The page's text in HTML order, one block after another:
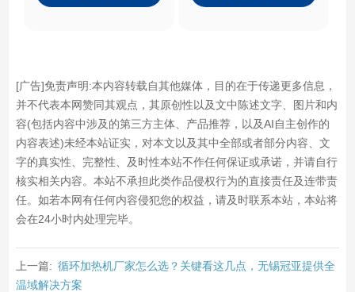
[广告]免责声明:本内容转载自其他媒体，目的在于传递更多信息，
并不代表本网赞同其观点，其原创性以及文中陈述文字、图片和内
容(包括内容中涉及的第三方主体、产品推荐，以及AI自主创作的
内容表述)未经本站证实，对本文以及其中全部或者部分内容、文
字的真实性、完整性、及时性本站不作任何保证或承诺，并请自行
核实相关内容。本站不承担此类作品侵权行为的直接责任及连带责
任。如若本网有任何内容侵犯您的权益，请及时联系本站，本站将
会在24小时内处理完毕。
上一篇: 循环加热机厂家怎么选？关键看这几点，无锡冠亚提供全
温域解决方案